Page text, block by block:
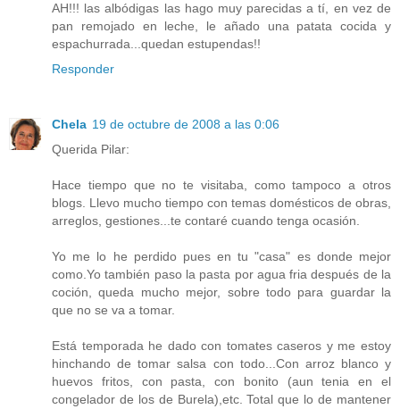
AH!!! las albódigas las hago muy parecidas a tí, en vez de
pan remojado en leche, le añado una patata cocida y
espachurrada...quedan estupendas!!
Responder
Chela 19 de octubre de 2008 a las 0:06
Querida Pilar:
Hace tiempo que no te visitaba, como tampoco a otros
blogs. Llevo mucho tiempo con temas domésticos de obras,
arreglos, gestiones...te contaré cuando tenga ocasión.
Yo me lo he perdido pues en tu "casa" es donde mejor
como.Yo también paso la pasta por agua fria después de la
coción, queda mucho mejor, sobre todo para guardar la
que no se va a tomar.
Está temporada he dado con tomates caseros y me estoy
hinchando de tomar salsa con todo...Con arroz blanco y
huevos fritos, con pasta, con bonito (aun tenia en el
congelador de los de Burela),etc. Total que lo de mantener